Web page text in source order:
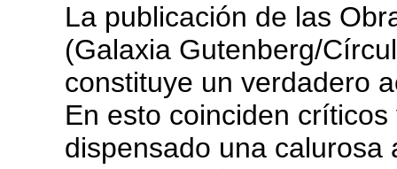
La publicación de las
(Galaxia Gutenberg/
constituye un verdadero
En esto coinciden
dispensado una calurosa